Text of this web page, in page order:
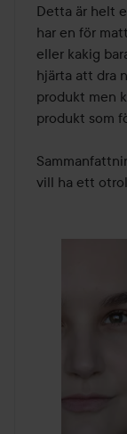
Detta är helt
har en för
eller kakig
hjärta att dra
produkt men
produkt som
vill ha ett